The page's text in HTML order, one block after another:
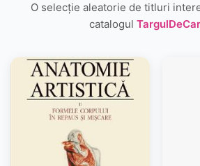
O selecție aleatorie de titluri
catalogul